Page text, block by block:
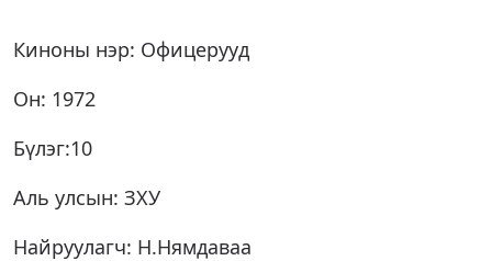
Киноны нэр: Офицерууд
Он: 1972
Бүлэг:10
Аль улсын: ЗХУ
Найруулагч: Н.Нямдаваа